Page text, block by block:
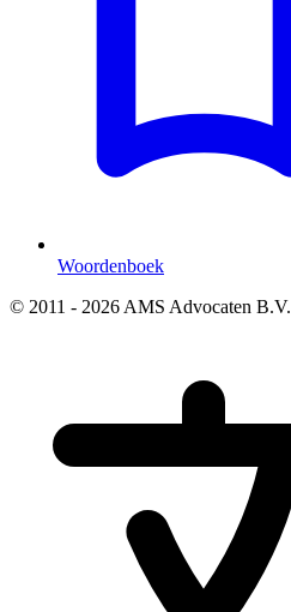
Woordenboek
© 2011 - 2026 AMS Advocaten B.V.